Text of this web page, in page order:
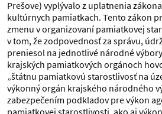
Prešove) vyplývalo z uplatnenia zákona
kultúrnych pamiatkach. Tento zákon
zmenu v organizovaní pamiatkovej
v tom, že zodpovednosť za správu,
preniesol na jednotlivé národné výbory
krajských pamiatkových orgánoch
„štátnu pamiatkovú starostlivosť na
výkonný orgán krajského národného
zabezpečením podkladov pre výkon
pamiatkovej starostlivosti, ako aj